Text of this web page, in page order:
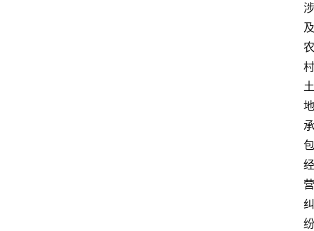
涉
及
农
村
土
地
承
包
经
营
纠
纷